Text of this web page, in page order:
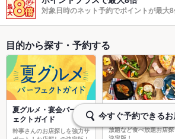
対象日時のネット予約でポイントが最大
目的から探す・予約する
夏グルメ・宴会パーフ
ェクトガイド
幹事さんのお店探しを強力サ
食べ放題ナビゲータ
焼肉食べ放題やスイーツ
放題など食べ放題お店
今すぐ予約できるお